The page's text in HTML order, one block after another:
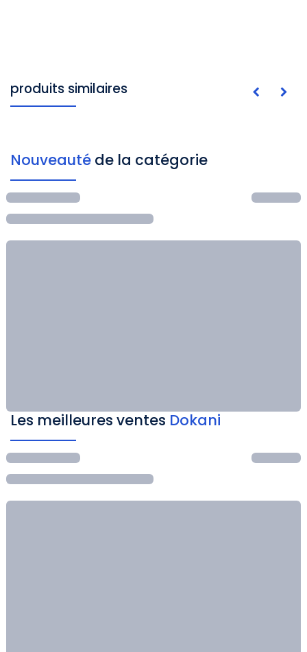
produits similaires
Nouveauté de la catégorie
Les meilleures ventes Dokani